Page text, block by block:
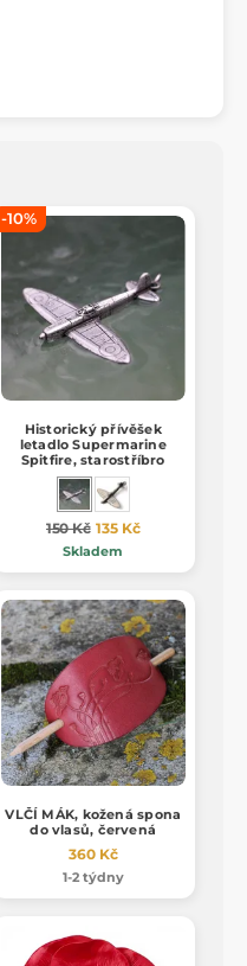
-10%
Historický přívěšek
letadlo Supermarine
Spitfire, starostříbro
150 Kč 135 Kč
Skladem
VLČÍ MÁK, kožená spona
do vlasů, červená
360 Kč
1-2 týdny